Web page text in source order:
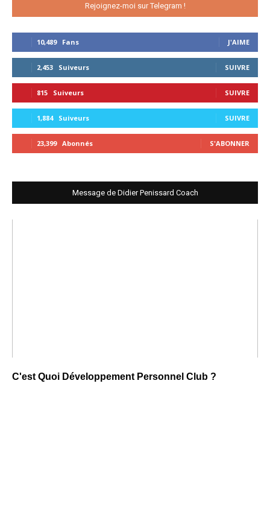
Rejoignez-moi sur Telegram !
10,489 Fans J'AIME
2,453 Suiveurs SUIVRE
815 Suiveurs SUIVRE
1,884 Suiveurs SUIVRE
23,399 Abonnés S'ABONNER
Message de Didier Penissard Coach
C'est Quoi Développement Personnel Club ?